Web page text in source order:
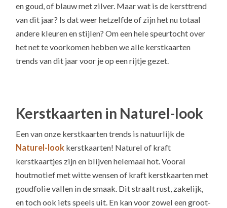
en goud, of blauw met zilver. Maar wat is de kersttrend
van dit jaar? Is dat weer hetzelfde of zijn het nu totaal
andere kleuren en stijlen? Om een hele speurtocht over
het net te voorkomen hebben we alle kerstkaarten
trends van dit jaar voor je op een rijtje gezet.
Kerstkaarten in Naturel-look
Een van onze kerstkaarten trends is natuurlijk de
Naturel-look kerstkaarten! Naturel of kraft
kerstkaartjes zijn en blijven helemaal hot. Vooral
houtmotief met witte wensen of kraft kerstkaarten met
goudfolie vallen in de smaak. Dit straalt rust, zakelijk,
en toch ook iets speels uit. En kan voor zowel een groot-